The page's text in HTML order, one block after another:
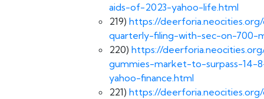
aids-of-2023-yahoo-life.html
219) https://
quarterly-filing-with-sec-on-700-
220) https://
gummies-market-to-surpass-14-
yahoo-finance.html
221) https://